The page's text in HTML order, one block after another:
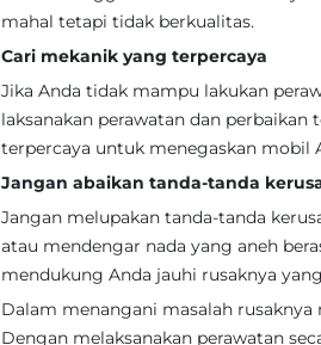
mahal tetapi tidak berkualitas.
Cari mekanik yang terpercaya
Jika Anda tidak mampu lakukan
laksanakan perawatan dan
terpercaya untuk menegaskan mobil
Jangan abaikan tanda-tanda
Jangan melupakan tanda-tanda
atau mendengar nada yang aneh
mendukung Anda jauhi rusaknya
Dalam menangani masalah
Dengan melaksanakan perawatan